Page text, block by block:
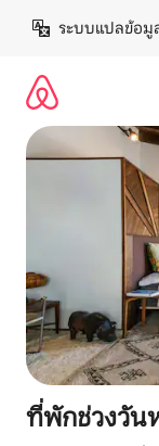
เนื้อหา
ระบบแปลข้อมู
ที่พักช่วงวัน